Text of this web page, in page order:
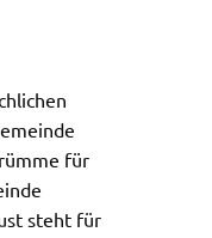
für
steht für